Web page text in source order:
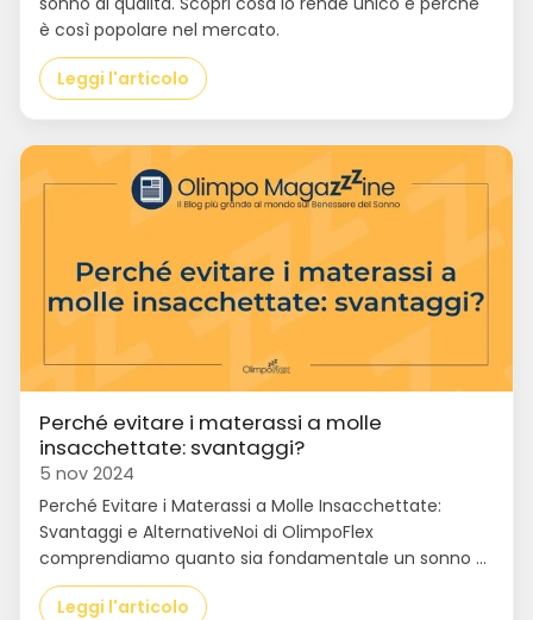
è così popolare nel mercato.
Leggi l'articolo
Perché evitare i materassi a molle
insacchettate: svantaggi?
5 nov 2024
Perché Evitare i Materassi a Molle Insacchettate:
Svantaggi e AlternativeNoi di OlimpoFlex
comprendiamo quanto sia fondamentale un sonno ...
Leggi l'articolo